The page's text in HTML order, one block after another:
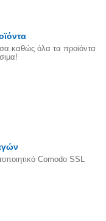
καθώς όλα τα προϊόντα
Comodo SSL